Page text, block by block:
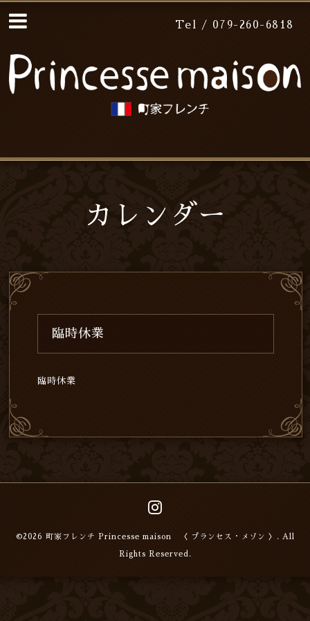
Tel / 079-260-6818
カレンダー
臨時休業
臨時休業
©2026 町家フレンチ Princesse maison 〈 プランセス・メゾン 〉 . All
Rights Reserved.